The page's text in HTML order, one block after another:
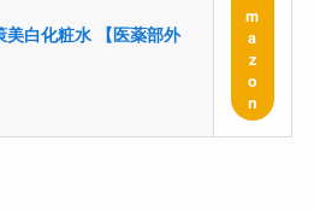
白化粧水 【医薬部外
m
a
z
o
n